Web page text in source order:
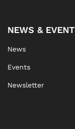
NEWS &
News
Events
Newsletter